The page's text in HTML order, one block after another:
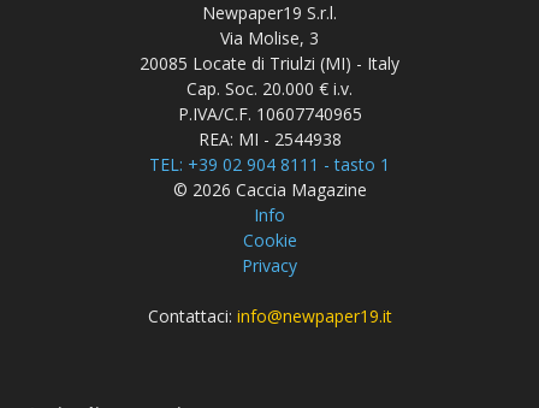
Newpaper19 S.r.l.
Via Molise, 3
20085 Locate di Triulzi (MI) - Italy
Cap. Soc. 20.000 € i.v.
P.IVA/C.F. 10607740965
REA: MI - 2544938
TEL: +39 02 904 8111 - tasto 1
© 2026 Caccia Magazine
Info
Cookie
Privacy
Contattaci: info@newpaper19.it